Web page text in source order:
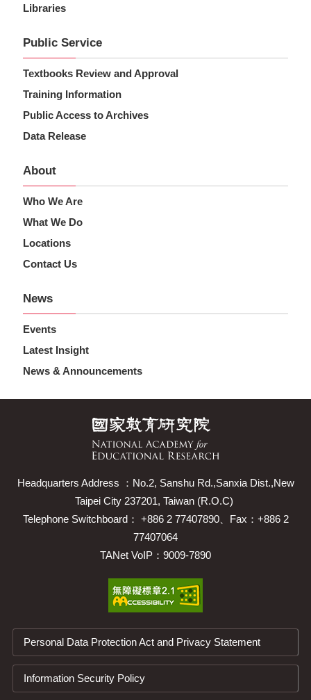
Libraries
Public Service
Textbooks Review and Approval
Training Information
Public Access to Archives
Data Release
About
Who We Are
What We Do
Locations
Contact Us
News
Events
Latest Insight
News & Announcements
Headquarters Address ：No.2, Sanshu Rd.,Sanxia Dist.,New
Taipei City 237201, Taiwan (R.O.C)
Telephone Switchboard： +886 2 77407890、Fax：+886 2
77407064
TANet VoIP：9009-7890
Personal Data Protection Act and Privacy Statement
Information Security Policy